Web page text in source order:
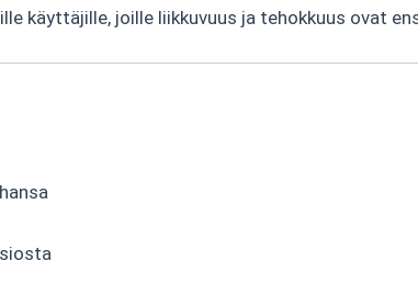
käyttäjille, joille liikkuvuus ja tehokkuus ovat